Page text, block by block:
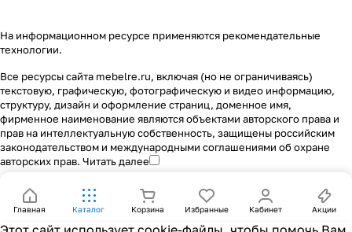
На информационном ресурсе применяются рекомендательные
технологии.
Все ресурсы сайта mebelre.ru, включая (но не ограничиваясь)
текстовую, графическую, фотографическую и видео информацию,
структуру, дизайн и оформление страниц, доменное имя,
фирменное наименование являются объектами авторского права и
прав на интеллектуальную собственность, защищены российским
законодательством и международными соглашениями об охране
авторских прав. Читать далее
Главная Каталог Корзина Избранные Кабинет Акции